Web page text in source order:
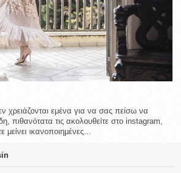
χρειάζονται εμένα για να σας πείσω να
πιθανότατα τις ακολουθείτε στο instagram,
μείνει ικανοποιημένες...